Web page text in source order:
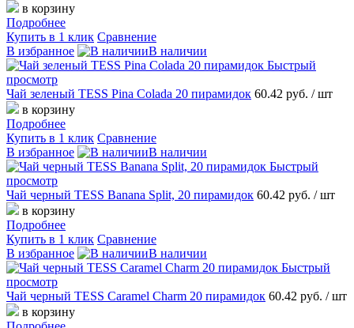
в корзину
Подробнее
Купить в 1 клик Сравнение
В избранное
В наличии
Быстрый
просмотр
Чай зеленый TESS Pina Colada 20 пирамидок 60.42 руб. / шт
в корзину
Подробнее
Купить в 1 клик Сравнение
В избранное
В наличии
Быстрый
просмотр
Чай черный TESS Banana Split, 20 пирамидок 60.42 руб. / шт
в корзину
Подробнее
Купить в 1 клик Сравнение
В избранное
В наличии
Быстрый
просмотр
Чай черный TESS Caramel Charm 20 пирамидок 60.42 руб. / шт
в корзину